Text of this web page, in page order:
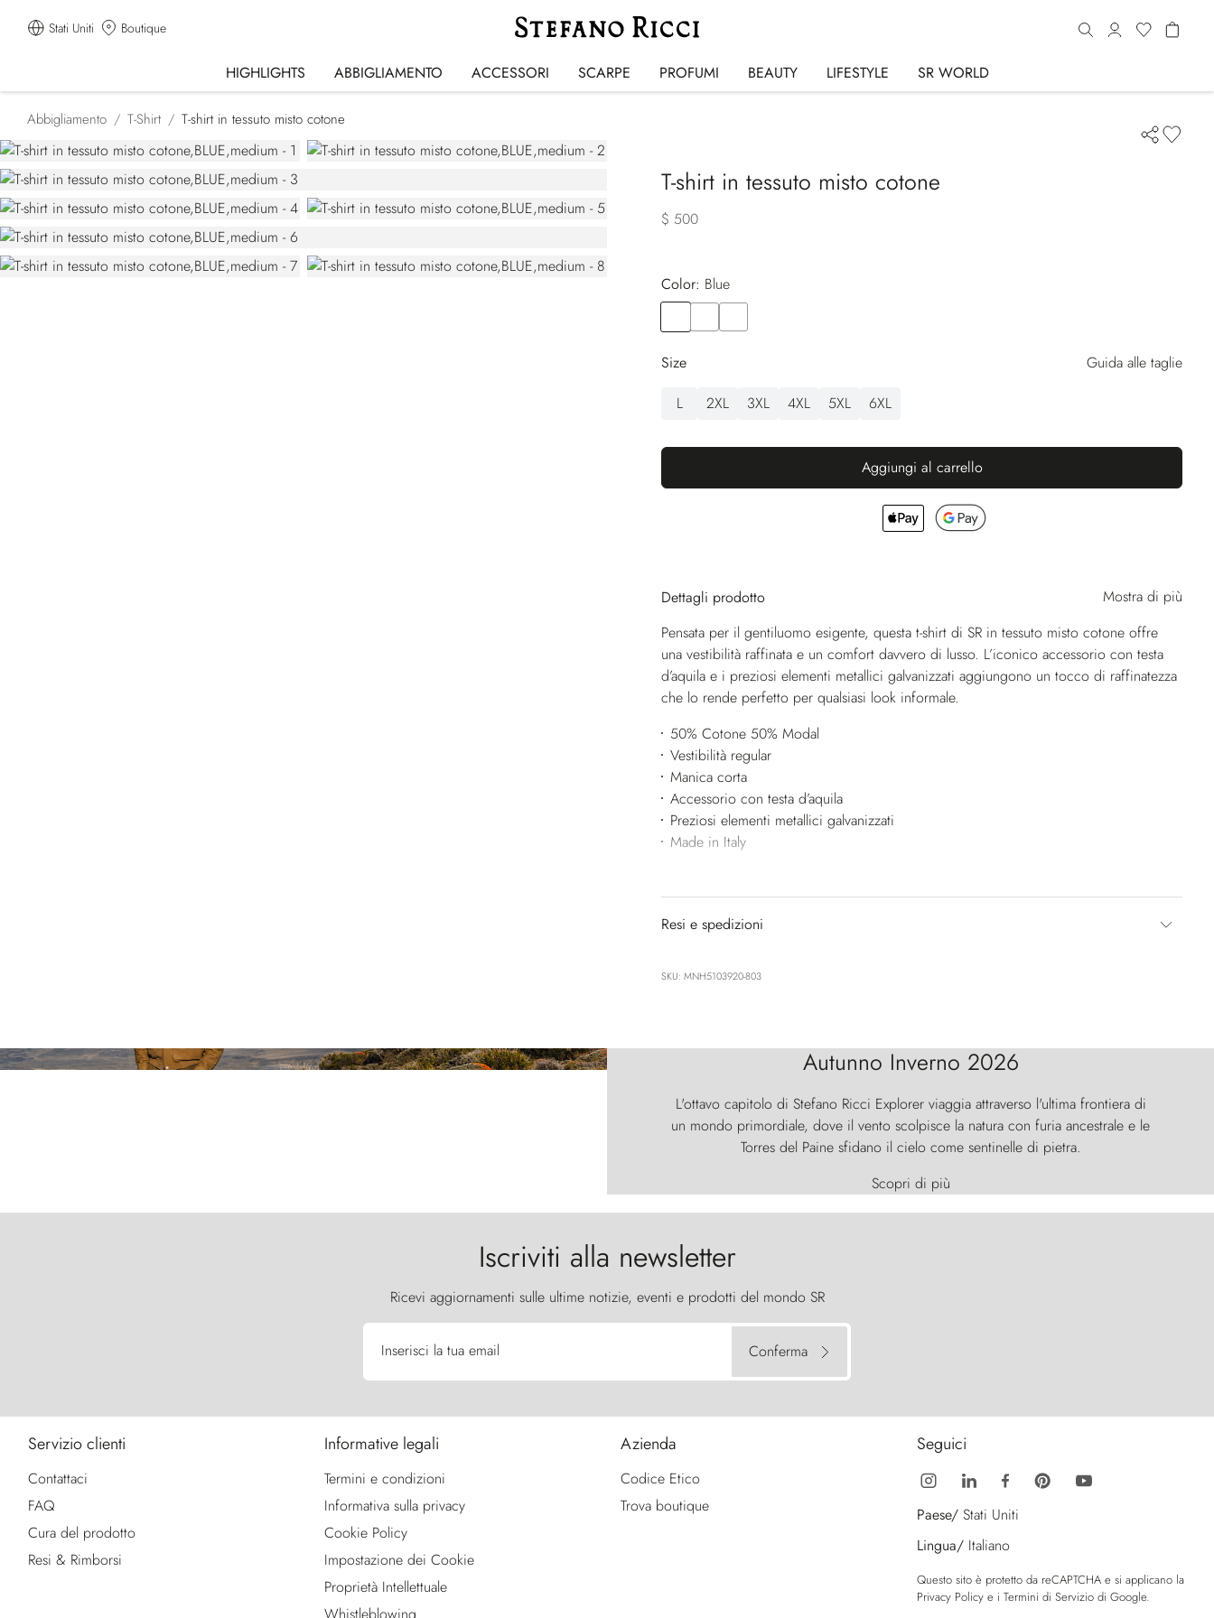
Stati Uniti Boutique
HIGHLIGHTS ABBIGLIAMENTO ACCESSORI SCARPE PROFUMI BEAUTY LIFESTYLE SR WORLD
Abbigliamento T-Shirt T-shirt in tessuto misto cotone
T-shirt in tessuto misto cotone
$ 500
Color:
blue
Size
Guida alle taglie
L
2XL 3XL 4XL 5XL 6XL
Aggiungi al carrello
Dettagli prodotto
Mostra di più
Pensata per il gentiluomo esigente, questa t-shirt di SR in tessuto misto cotone offre
una vestibilità raffinata e un comfort davvero di lusso. L’iconico accessorio con testa
d’aquila e i preziosi elementi metallici galvanizzati aggiungono un tocco di raffinatezza
che lo rende perfetto per qualsiasi look informale.
50% Cotone 50% Modal
Vestibilità regular
Manica corta
Accessorio con testa d’aquila
Preziosi elementi metallici galvanizzati
Made in Italy
Resi e spedizioni
SKU: MNH5103920-803
Autunno Inverno 2026
L'ottavo capitolo di Stefano Ricci Explorer viaggia attraverso l'ultima frontiera di
un mondo primordiale, dove il vento scolpisce la natura con furia ancestrale e le
Torres del Paine sfidano il cielo come sentinelle di pietra.
Scopri di più
Iscriviti alla newsletter
Ricevi aggiornamenti sulle ultime notizie, eventi e prodotti del mondo SR
Inserisci la tua email Conferma
Servizio clienti
Contattaci
FAQ
Cura del prodotto
Resi & Rimborsi
Informative legali
Termini e condizioni
Informativa sulla privacy
Cookie Policy
Impostazione dei Cookie
Proprietà Intellettuale
Azienda
Codice Etico
Trova boutique
Seguici
Paese/ Stati Uniti
Lingua/ Italiano
Questo sito è protetto da reCAPTCHA e si applicano la
Privacy Policy e i Termini di Servizio di Google.